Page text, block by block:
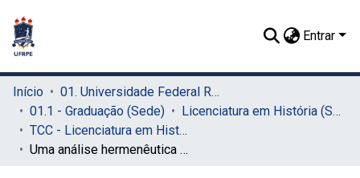
Entrar
Início
01. Universidade Federal Rural de Pernambuco - UFRPE (Sede)
01.1 - Graduação (Sede)
Licenciatura em História (Sede)
TCC - Licenciatura em História (Sede)
Uma análise hermenêutica da subalternização da experiência fatímida na Tārīkh do historiador Abássida al-Ṭabarī (séc. X)